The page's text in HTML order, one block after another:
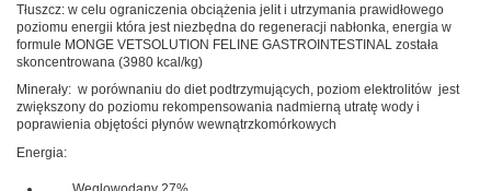
Tłuszcz: w celu ograniczenia obciążenia jelit i utrzymania prawidłowego
poziomu energii która jest niezbędna do regeneracji nabłonka, energia w
formule MONGE VETSOLUTION FELINE GASTROINTESTINAL została
skoncentrowana (3980 kcal/kg)
Minerały: w porównaniu do diet podtrzymujących, poziom elektrolitów jest
zwiększony do poziomu rekompensowania nadmierną utratę wody i
poprawienia objętości płynów wewnątrzkomórkowych
Energia: